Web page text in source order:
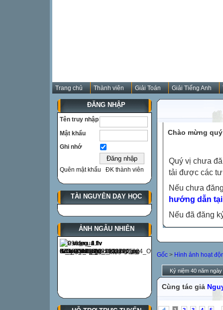
Trang chủ Thành viên Giải Toán Giải Tiếng Anh
ĐĂNG NHẬP
Tên truy nhập
Mật khẩu
Ghi nhớ
Quên mật khẩu ĐK thành viên
TÀI NGUYÊN DẠY HỌC
ẢNH NGẪU NHIÊN
Chào mừng
Quý vị chưa
tải được các
Nếu chưa
hướng dẫn
Nếu đã đăng
Gốc > Hình ảnh hoạt
Kỷ niệm 40 năm
Cùng tác giả